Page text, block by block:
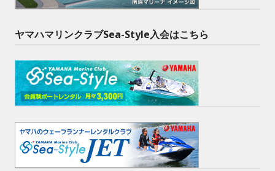
ヤマハマリンクラブSea-Style入会はこちら